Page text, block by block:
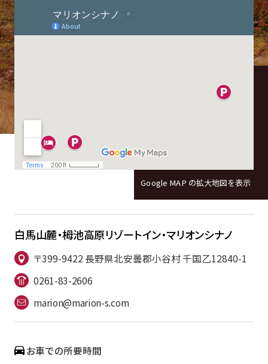
Google MAP の拡大地図を表示
白馬山麓・栂池高原リゾートイン・マリオンシナノ
〒399-9422 長野県北安曇郡小谷村 千国乙12840-1
0261-83-2606
marion@marion-s.com
お車での所要時間